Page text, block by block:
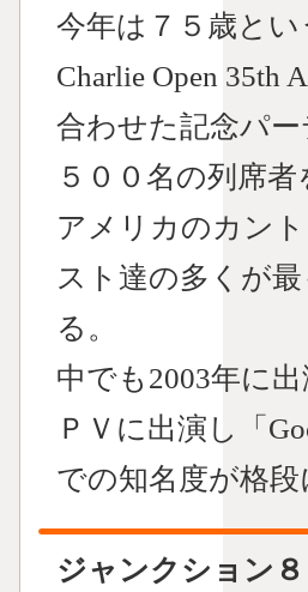
今年は７５歳とい
Charlie Open
合わせた記念パ
５００名の列席
アメリカのカン
スト達の多くが
る。
中でも2003年に出
ＰＶに出演し「
での知名度が格
ジャンクション